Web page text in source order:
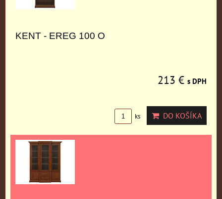
KENT - EREG 100 O
213 € s DPH
ks DO KOŠÍKA